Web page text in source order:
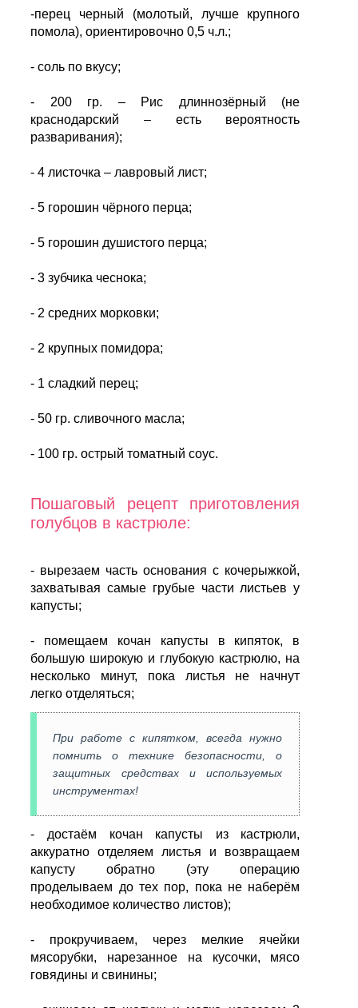
-перец черный (молотый, лучше крупного
помола), ориентировочно 0,5 ч.л.;
- соль по вкусу;
- 200 гр. – Рис длиннозёрный (не
краснодарский – есть вероятность
разваривания);
- 4 листочка – лавровый лист;
- 5 горошин чёрного перца;
- 5 горошин душистого перца;
- 3 зубчика чеснока;
- 2 средних морковки;
- 2 крупных помидора;
- 1 сладкий перец;
- 50 гр. сливочного масла;
- 100 гр. острый томатный соус.
Пошаговый рецепт приготовления
голубцов в кастрюле:
- вырезаем часть основания с кочерыжкой,
захватывая самые грубые части листьев у
капусты;
- помещаем кочан капусты в кипяток, в
большую широкую и глубокую кастрюлю, на
несколько минут, пока листья не начнут
легко отделяться;
При работе с кипятком, всегда нужно
помнить о технике безопасности, о
защитных средствах и используемых
инструментах!
- достаём кочан капусты из кастрюли,
аккуратно отделяем листья и возвращаем
капусту обратно (эту операцию
проделываем до тех пор, пока не наберём
необходимое количество листов);
- прокручиваем, через мелкие ячейки
мясорубки, нарезанное на кусочки, мясо
говядины и свинины;